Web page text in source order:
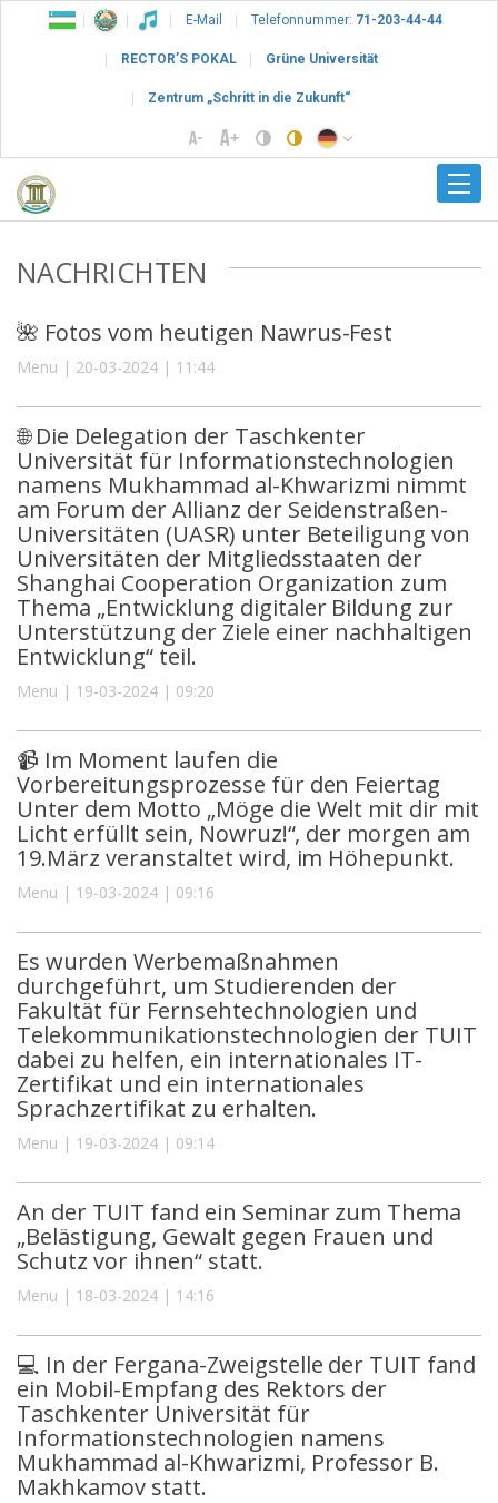
E-Mail Telefonnummer: 71-203-44-44
RECTOR’S POKAL Grüne Universität
Zentrum „Schritt in die Zukunft“
NACHRICHTEN
🌺 Fotos vom heutigen Nawrus-Fest
Menu | 20-03-2024 | 11:44
🌐 Die Delegation der Taschkenter
Universität für Informationstechnologien
namens Mukhammad al-Khwarizmi nimmt
am Forum der Allianz der Seidenstraßen-
Universitäten (UASR) unter Beteiligung von
Universitäten der Mitgliedsstaaten der
Shanghai Cooperation Organization zum
Thema „Entwicklung digitaler Bildung zur
Unterstützung der Ziele einer nachhaltigen
Entwicklung“ teil.
Menu | 19-03-2024 | 09:20
📹 Im Moment laufen die
Vorbereitungsprozesse für den Feiertag
Unter dem Motto „Möge die Welt mit dir mit
Licht erfüllt sein, Nowruz!“, der morgen am
19.März veranstaltet wird, im Höhepunkt.
Menu | 19-03-2024 | 09:16
Es wurden Werbemaßnahmen
durchgeführt, um Studierenden der
Fakultät für Fernsehtechnologien und
Telekommunikationstechnologien der TUIT
dabei zu helfen, ein internationales IT-
Zertifikat und ein internationales
Sprachzertifikat zu erhalten.
Menu | 19-03-2024 | 09:14
An der TUIT fand ein Seminar zum Thema
„Belästigung, Gewalt gegen Frauen und
Schutz vor ihnen“ statt.
Menu | 18-03-2024 | 14:16
💻 In der Fergana-Zweigstelle der TUIT fand
ein Mobil-Empfang des Rektors der
Taschkenter Universität für
Informationstechnologien namens
Mukhammad al-Khwarizmi, Professor B.
Makhkamov statt.